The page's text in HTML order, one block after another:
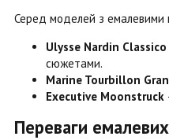
Серед моделей з емалевими
Ulysse Nardin
сюжетами.
Marine Tourbillon
Executive Moonstruck
Переваги